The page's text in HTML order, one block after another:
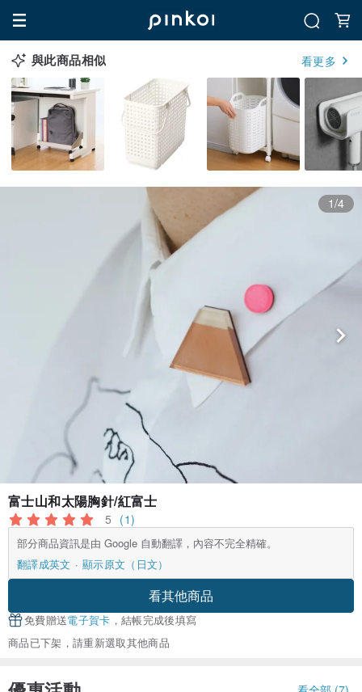
與此商品相似 看更多
1/4
富士山和太陽胸針/紅富士
5 (1)
部分商品資訊是由 Google 自動翻譯，內容不完全精確。
翻譯成英文
顯示原文（日文）
看其他商品
免費贈送電子賀卡 ，結帳完成後填寫
商品已下架，請重新選取其他商品